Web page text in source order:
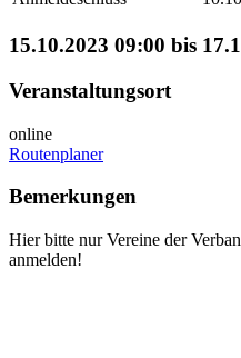
15.10.2023 09:00 bis
Veranstaltungsort
online
Routenplaner
Bemerkungen
Hier bitte nur Vereine der
anmelden!